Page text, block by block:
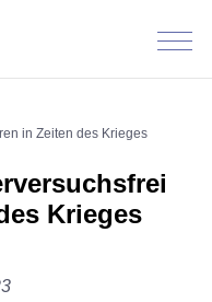
Menü
in Zeiten des Krieges
Krieges